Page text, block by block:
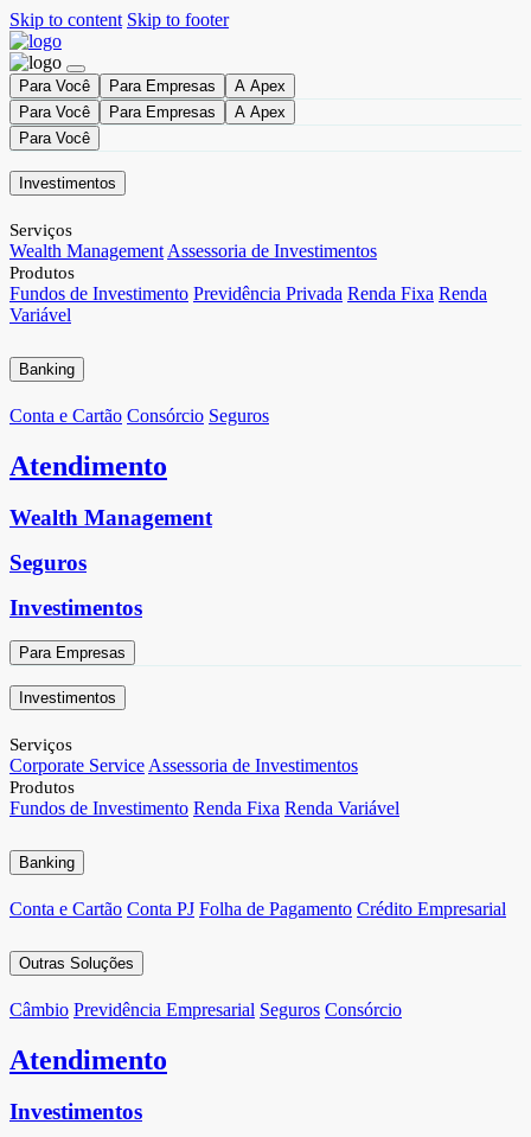
Skip to content Skip to footer
Para Você Para Empresas
A Apex
Para Você
Para Empresas
A Apex
Para Você
Investimentos
Serviços
Wealth Management Assessoria de Investimentos
Produtos
Fundos de Investimento Previdência Privada Renda Fixa Renda
Variável
Banking
Conta e Cartão Consórcio Seguros
Atendimento
Wealth Management
Seguros
Investimentos
Para Empresas
Investimentos
Serviços
Corporate Service Assessoria de Investimentos
Produtos
Fundos de Investimento Renda Fixa Renda Variável
Banking
Conta e Cartão Conta PJ Folha de Pagamento Crédito Empresarial
Outras Soluções
Câmbio Previdência Empresarial Seguros Consórcio
Atendimento
Investimentos